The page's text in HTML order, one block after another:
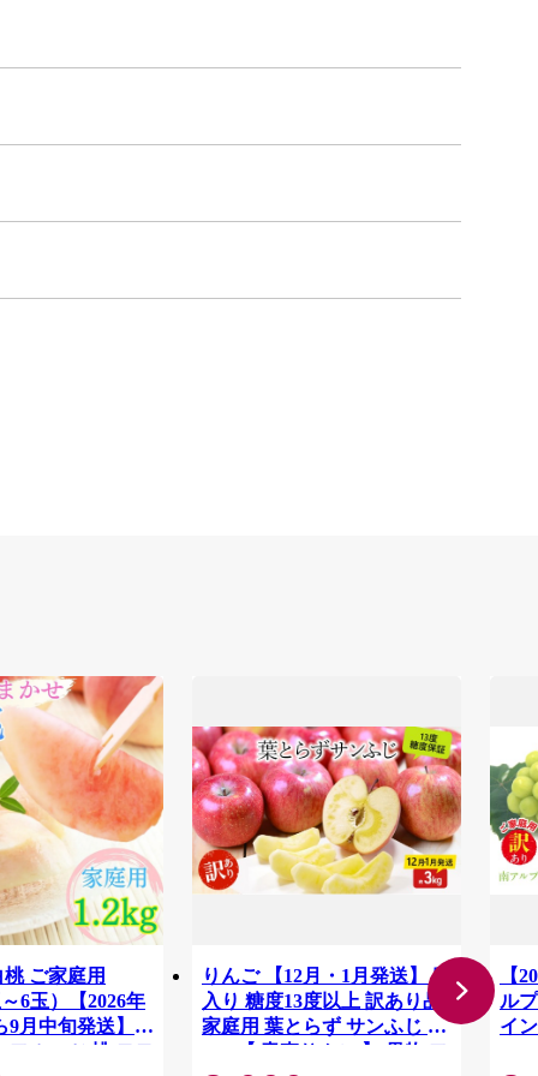
ご家庭用
6玉）【2026年
月中旬発送】
フルーツ 桃 モモ
りんご 【12月・1月発送】 蜜
入り 糖度13度以上 訳あり品
家庭用 葉とらず サンふじ 約
3kg 【 青森りんご 】 果物 フ
【
ル
イ